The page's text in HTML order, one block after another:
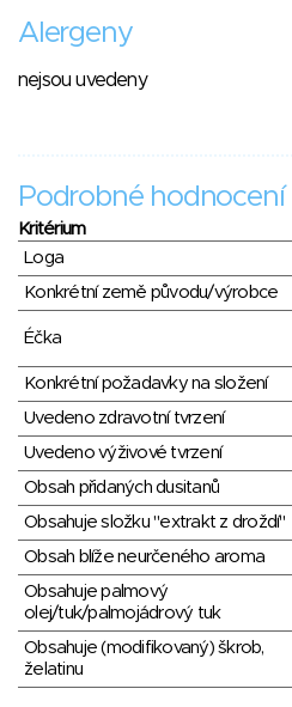
Alergeny
nejsou uvedeny
Podrobné hodnocení
Kritérium
Loga
Konkrétní země původu/výrobce
Éčka
Konkrétní požadavky na složení
Uvedeno zdravotní tvrzení
Uvedeno výživové tvrzení
Obsah přidaných dusitanů
Obsahuje složku "extrakt z droždí"
Obsah blíže neurčeného aroma
Obsahuje palmový
olej/tuk/palmojádrový tuk
Obsahuje (modifikovaný) škrob,
želatinu